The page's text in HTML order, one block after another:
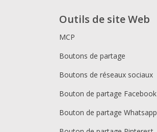
Outils de site Web
MCP
Boutons de partage
Boutons de réseaux sociaux
Bouton de partage Facebook
Bouton de partage Whatsapp